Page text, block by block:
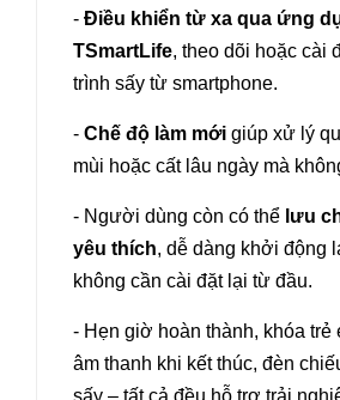
- Điều khiển từ xa qua ứng
TSmartLife, theo dõi hoặc cài
trình sấy từ smartphone.
- Chế độ làm mới giúp xử lý
mùi hoặc cất lâu ngày mà
- Người dùng còn có thể lưu
yêu thích, dễ dàng khởi động
không cần cài đặt lại từ đầu.
- Hẹn giờ hoàn thành, khóa trẻ
âm thanh khi kết thúc, đèn
sấy – tất cả đều hỗ trợ trải